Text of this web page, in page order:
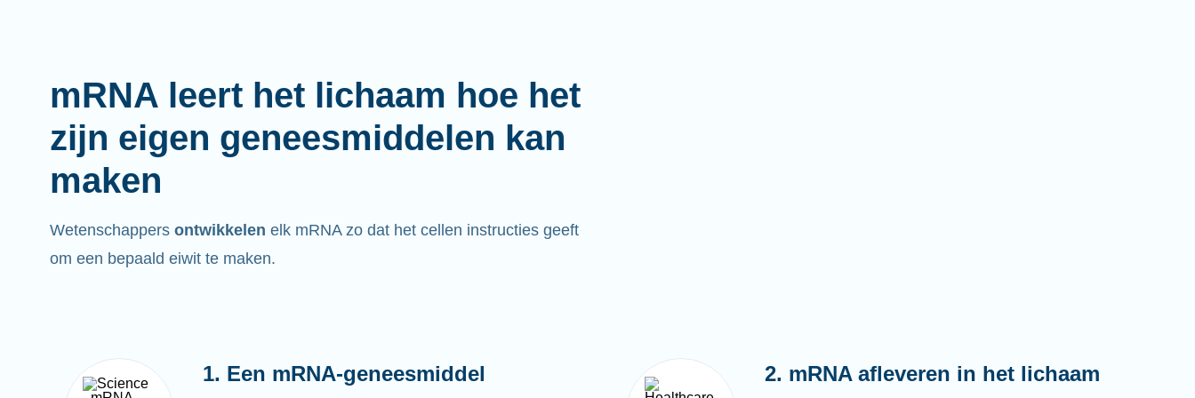
mRNA leert het lichaam hoe het
zijn eigen geneesmiddelen kan
maken
Wetenschappers ontwikkelen elk mRNA zo dat het cellen instructies geeft
om een bepaald eiwit te maken.
1. Een mRNA-geneesmiddel
2. mRNA afleveren in het lichaam